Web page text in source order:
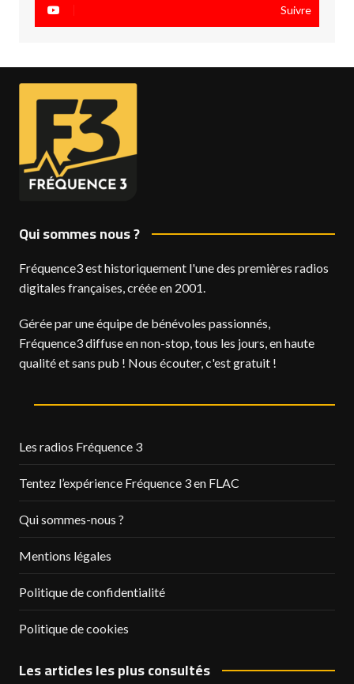
Suivre
Qui sommes nous ?
Fréquence3 est historiquement l'une des premières radios
digitales françaises, créée en 2001.
Gérée par une équipe de bénévoles passionnés,
Fréquence3 diffuse en non-stop, tous les jours, en haute
qualité et sans pub ! Nous écouter, c'est gratuit !
Les radios Fréquence 3
Tentez l’expérience Fréquence 3 en FLAC
Qui sommes-nous ?
Mentions légales
Politique de confidentialité
Politique de cookies
Les articles les plus consultés